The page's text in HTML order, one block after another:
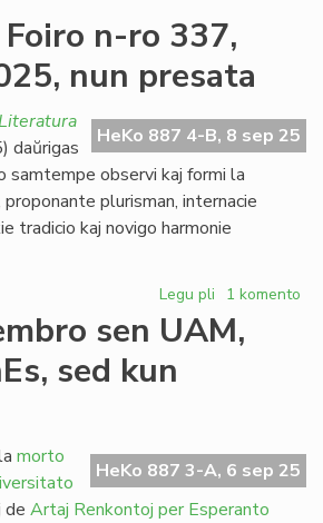
n-ro 337,
nun presata
HeKo 887 4-B, 8 sep 25
daŭrigas
samtempe observi kaj formi la
plurisman, internacie
tradicio kaj novigo harmonie
Legu pli pri
Literatura
Foiro
2025,
nun
presata
1 komento
sen UAM,
sed kun
HeKo 887 3-A, 6 sep 25
morto
de Artaj Renkontoj per Esperanto